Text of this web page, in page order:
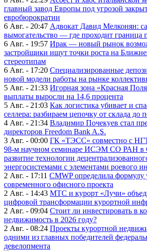
главный завод Европы под угрозой
евробюрократии
6 Авг. - 20:47 Адвокат Давид Мелконян:
вымогательство — где проходит граница
6 Авг. - 19:57 Ирак — новый рынок
застройщики ищут точки роста на
стереотипам
6 Авг. - 17:20 Специализированные
новой модели работы на рынке
5 Авг. - 21:33 Игорная зона «Красная
выплаты выросли на 14,6 процента
5 Авг. - 21:03 Как логистика убивает и
селлера: разбираем цепочку от склада до
4 Авг. - 21:34 Владимир Почекуев стал
директоров Freedom Bank A.Ş.
3 Авг. - 00:00 ГК «ТЭСС» совместно с
98-м научном семинаре ИСЭМ СО РАН в
развитие технологии
энергосистемами с элементами роевого
2 Авг. - 17:11 CMWP определила формулу
современного офисного проекта
2 Авг. - 14:43 МТС и курорт «Лучи»
цифровой трансформации курортной
2 Авг. - 09:04 Стоит ли инвестировать в
недвижимость в 2026 году?
2 Авг. - 08:24 Проекты курортной
одними из главных победителей
девелопмента